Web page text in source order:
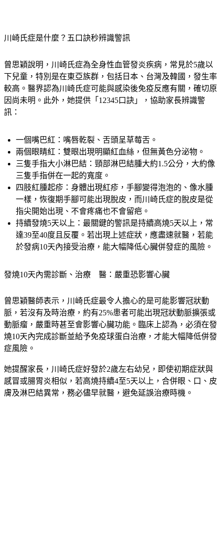
川崎氏症是什麼？五口訣秒辨識警訊
曾思穎說明，川崎氏症為全身性血管發炎疾病，常見於5歲以
下兒童，特別是在東亞族群，包括日本、台灣及韓國，發生率
較高。醫界認為川崎氏症可能與感染後免疫反應有關，確切原
因尚未明。此外，她提供「12345口訣」，協助家長辨識警
訊：
一個嘴巴紅 ：嘴唇乾裂、舌頭呈草莓舌。
兩個眼睛紅 ：雙眼出現明顯紅血絲，但無黃色分泌物。
三隻手指大小淋巴結 ：頸部淋巴結腫大約1.5公分，大約像
三隻手指併在一起的寬度。
四肢紅腫起疹 ：身體出現紅疹，手腳變得泡泡的、像水腫
一樣，恢復期手腳可能出現脫皮，而川崎氏症的脫皮是從
指尖開始出現、不會疼痛也不會留疤。
持續發燒5天以上 ：最關鍵的警訊是持續高燒5天以上，常
達39至40度且反覆 。若出現上述症狀，應盡速就醫，若能
於發病10天內接受治療，能大幅降低心臟併發症的風險。
發燒10天內需診斷、治療　醫：嚴重恐影響心臟
曾思穎醫師表示，川崎氏症最令人擔心的是可能影響冠狀動
脈，若沒有及時治療，約有25%患者可能出現冠狀動脈擴張或
動脈瘤 ，嚴重時甚至會影響心臟功能。臨床上認為，必須在發
燒10天內完成診斷並給予免疫球蛋白治療，才能大幅降低併發
症風險。
她提醒家長，川崎氏症好發於2歲左右幼兒，即使初期症狀與
感冒或腸胃炎相似，若高燒持續4至5天以上，合併眼、口、皮
膚及淋巴結異常，務必儘早就醫，避免延誤治療時機。